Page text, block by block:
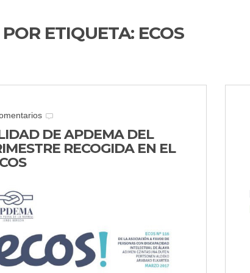
ETIQUETA: ECOS
DE APDEMA DEL
RECOGIDA EN EL